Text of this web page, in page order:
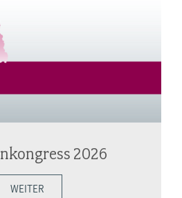
2026
WEITER